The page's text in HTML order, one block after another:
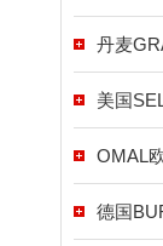
丹麦
美国
OMAL
德国